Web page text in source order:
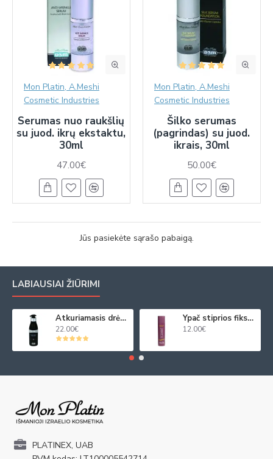
Mon Platin, A.Meshi
Cosmetic Industries
Serumas nuo raukšlių
su juod. ikrų ekstaktu,
30ml
47.00€
Mon Platin, A.Meshi
Cosmetic Industries
Šilko serumas
(pagrindas) su juod.
ikrais, 30ml
50.00€
Jūs pasiekėte sąrašo pabaigą.
LABIAUSIAI ŽIŪRIMI
Atkuriamasis drėkinamasis plaukų kremas su juod. ikrų ekstraktu 250ml
22.00€
Ypač stiprios fiksacijos plaukų purškiklis 250ml
12.00€
PLATINEX, UAB